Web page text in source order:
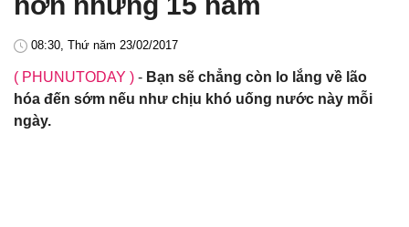
08:30, Thứ năm 23/02/2017
( PHUNUTODAY ) - Bạn sẽ chẳng còn lo lắng về lão
hóa đến sớm nếu như chịu khó uống nước này mỗi
ngày.